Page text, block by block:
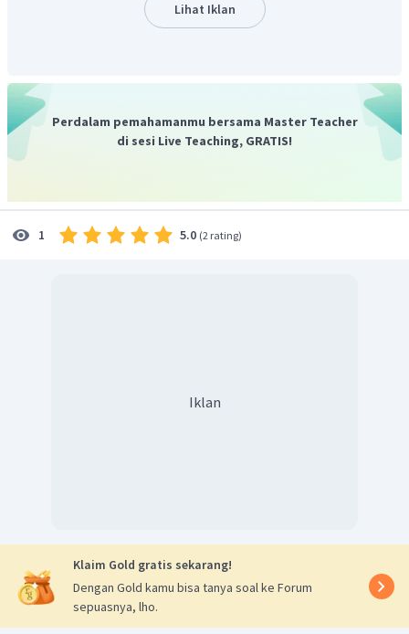
Lihat Iklan
Perdalam pemahamanmu bersama Master Teacher
di sesi Live Teaching, GRATIS!
1 5.0 (2 rating)
Iklan
Klaim Gold gratis sekarang!
Dengan Gold kamu bisa tanya soal ke Forum
sepuasnya, lho.